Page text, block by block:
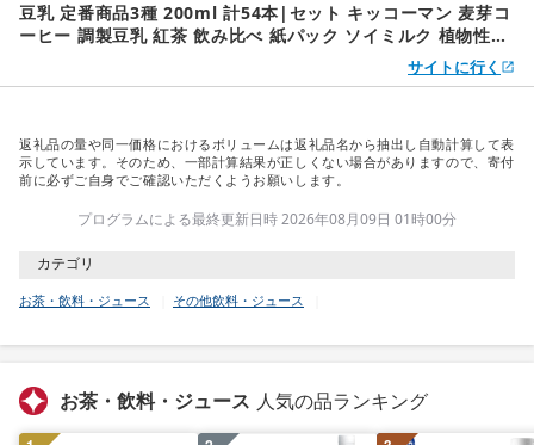
豆乳 定番商品3種 200ml 計54本|セット キッコーマン 麦芽コ
ーヒー 調製豆乳 紅茶 飲み比べ 紙パック ソイミルク 植物性ミ
ルク 飲み物 飲料 ドリンク 豆乳コーヒー コレステロール ゼロ
200 健康 美容
サイトに行く
返礼品の量や同一価格におけるボリュームは返礼品名から抽出し自動計算して表
示しています。そのため、一部計算結果が正しくない場合がありますので、寄付
前に必ずご自身でご確認いただくようお願いします。
プログラムによる最終更新日時 2026年08月09日 01時00分
カテゴリ
お茶・飲料・ジュース その他飲料・ジュース
お茶・飲料・ジュース 人気の品ランキング